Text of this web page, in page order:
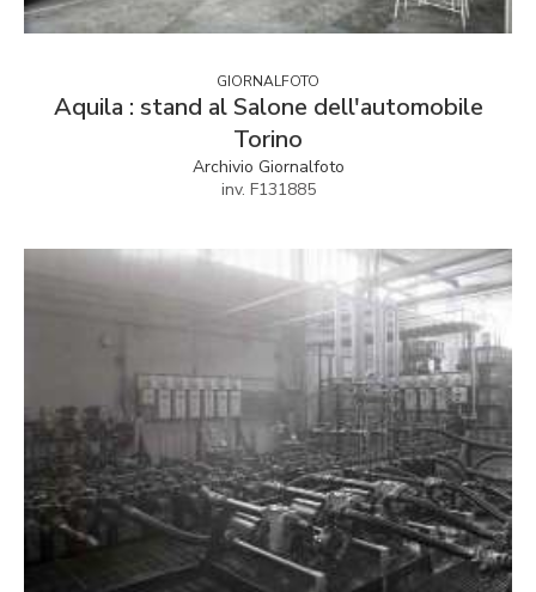
GIORNALFOTO
Aquila : stand al Salone dell'automobile
Torino
Archivio Giornalfoto
inv. F131885